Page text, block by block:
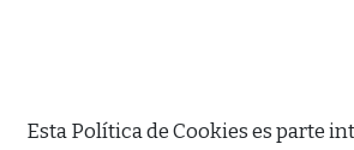
Esta Política de Cookies es parte